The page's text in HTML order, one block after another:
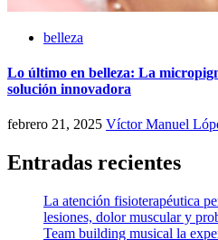
belleza
Lo último en belleza: La
solución innovadora
febrero 21, 2025 Víctor Manuel
Entradas recientes
La atención fisioterapéutica
lesiones, dolor muscular y
Team building musical la